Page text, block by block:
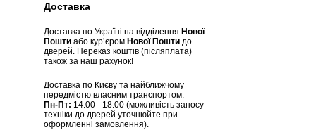
Доставка
Доставка по Україні на відділення Нової
Пошти або курʼєром Нової Пошти до
дверей. Переказ коштів (післяплата)
також за наш рахунок!
Доставка по Києву та найближчому
передмістю власним транспортом.
Пн-Пт: 14:00 - 18:00 (можливість заносу
техніки до дверей уточнюйте при
оформленні замовлення).